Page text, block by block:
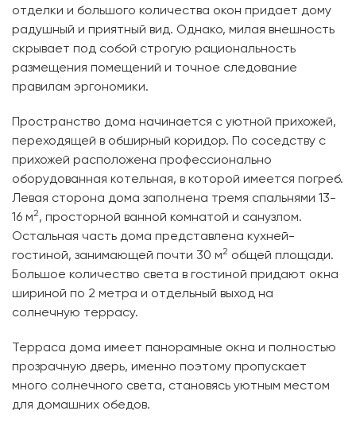
отделки и большого количества окон придает дому
радушный и приятный вид. Однако, милая внешность
скрывает под собой строгую рациональность
размещения помещений и точное следование
правилам эргономики.
Пространство дома начинается с уютной прихожей,
переходящей в обширный коридор. По соседству с
прихожей расположена профессионально
оборудованная котельная, в которой имеется погреб.
Левая сторона дома заполнена тремя спальнями 13-
16 м2, просторной ванной комнатой и санузлом.
Остальная часть дома представлена кухней-
гостиной, занимающей почти 30 м2 общей площади.
Большое количество света в гостиной придают окна
шириной по 2 метра и отдельный выход на
солнечную террасу.
Терраса дома имеет панорамные окна и полностью
прозрачную дверь, именно поэтому пропускает
много солнечного света, становясь уютным местом
для домашних обедов.